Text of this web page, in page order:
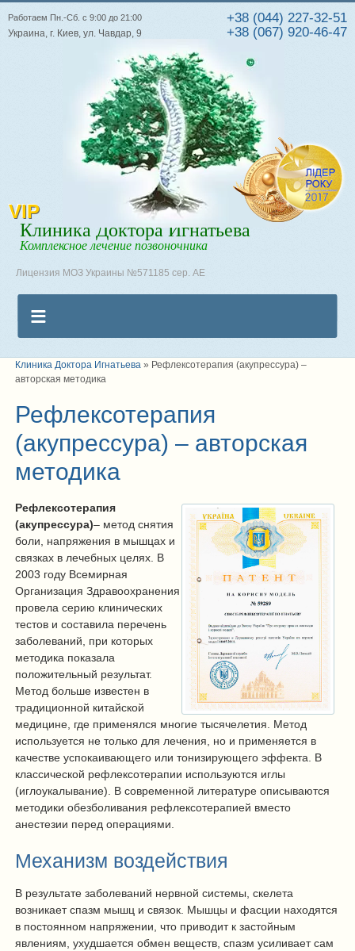
+38 (044) 227-32-51
+38 (067) 920-46-47
Работаем Пн.-Сб. с 9:00 до 21:00
Украина, г. Киев, ул. Чавдар, 9
VIP
Клиника Доктора Игнатьева
Комплексное лечение позвоночника
Лицензия МОЗ Украины №571185 сер. АЕ
Клиника Доктора Игнатьева » Рефлексотерапия (акупрессура) –
авторская методика
Рефлексотерапия
(акупрессура) – авторская
методика
Рефлексотерапия
(акупрессура)– метод снятия
боли, напряжения в мышцах и
связках в лечебных целях. В
2003 году Всемирная
Организация Здравоохранения
провела серию клинических
тестов и составила перечень
заболеваний, при которых
методика показала
положительный результат.
Метод больше известен в
традиционной китайской
медицине, где применялся многие тысячелетия. Метод
используется не только для лечения, но и применяется в
качестве успокаивающего или тонизирующего эффекта. В
классической рефлексотерапии используются иглы
(иглоукалывание). В современной литературе описываются
методики обезболивания рефлексотерапией вместо
анестезии перед операциями.
Механизм воздействия
В результате заболеваний нервной системы, скелета
возникает спазм мышц и связок. Мышцы и фасции находятся
в постоянном напряжении, что приводит к застойным
явлениям, ухудшается обмен веществ, спазм усиливает сам